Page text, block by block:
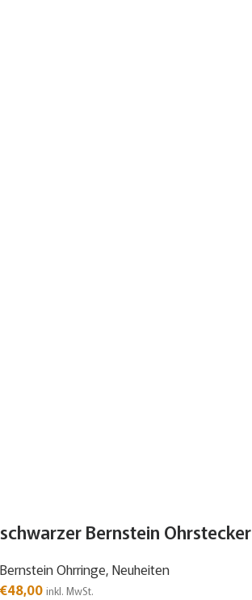
schwarzer Bernstein Ohrstecker
Bernstein Ohrringe, Neuheiten
€48,00 inkl. MwSt.